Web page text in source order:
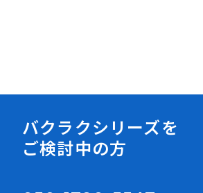
バクラクシリーズを
ご検討中の方